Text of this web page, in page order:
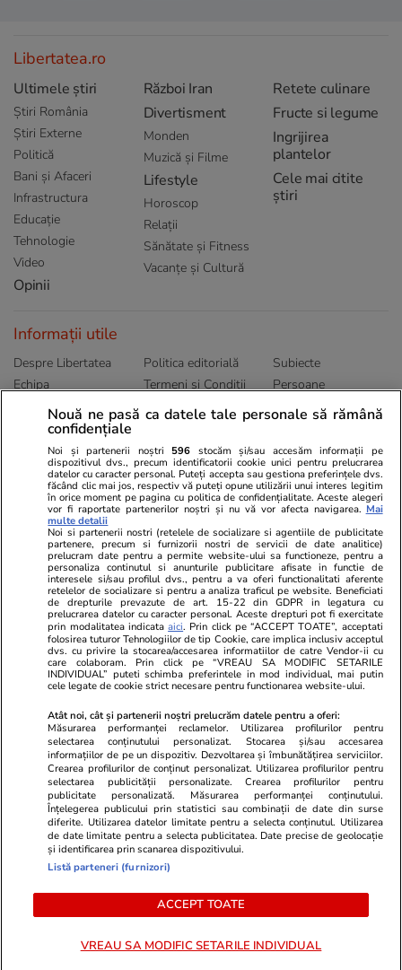
Libertatea.ro
Ultimele știri
Știri România
Știri Externe
Politică
Bani și Afaceri
Infrastructura
Educație
Tehnologie
Video
Opinii
Război Iran
Divertisment
Monden
Muzică și Filme
Lifestyle
Horoscop
Relații
Sănătate și Fitness
Vacanțe și Cultură
Retete culinare
Fructe si legume
Ingrijirea
plantelor
Cele mai citite
știri
Informații utile
Despre Libertatea
Echipa
Publicitate
Politica de
Politica editorială
Termeni și Conditii
Abonamente
Subiecte
Persoane
Sitemap
Ringier România
Libertatea pentru
Unica.ro
Program TV
Avantaje
ELLE
Gazeta Sporturilor
Stiri mondene
Calculator sarcina
Ajută Copiii
Locuri de muncă
Imobiliare.ro
Jobradar24
Imoradar24
Colecții Libertatea
Pariază responsabil! Decizia ONJN nr. 821/25.09.2025.
Jocurile de noroc sunt interzise minorilor.
© 2026 Ringier Romania. Toate drepturile rezervate
Actualizare preferințe cookies
Nouă ne pasă ca datele tale personale să rămână
confidențiale
Noi și partenerii noștri 596 stocăm și/sau accesăm informații pe
dispozitivul dvs., precum identificatorii cookie unici pentru prelucrarea
datelor cu caracter personal. Puteți accepta sau gestiona preferințele dvs.
făcând clic mai jos, respectiv vă puteți opune utilizării unui interes legitim
în orice moment pe pagina cu politica de confidențialitate. Aceste alegeri
vor fi raportate partenerilor noștri și nu vă vor afecta navigarea. Mai
multe detalii
Noi si partenerii nostri (retelele de socializare si agentiile de publicitate
partenere, precum si furnizorii nostri de servicii de date analitice)
prelucram date pentru a permite website-ului sa functioneze, pentru a
personaliza continutul si anunturile publicitare afisate in functie de
interesele si/sau profilul dvs., pentru a va oferi functionalitati aferente
retelelor de socializare si pentru a analiza traficul pe website. Beneficiati
de drepturile prevazute de art. 15-22 din GDPR in legatura cu
prelucrarea datelor cu caracter personal. Aceste drepturi pot fi exercitate
prin modalitatea indicataaici. Prin click pe “ACCEPT TOATE”, acceptati
folosirea tuturor Tehnologiilor de tip Cookie, care implica inclusiv acceptul
dvs. cu privire la stocarea/accesarea informatiilor de catre Vendor-ii cu
care colaboram. Prin click pe “VREAU SA MODIFIC SETARILE
INDIVIDUAL” puteti schimba preferintele in mod individual, mai putin
cele legate de cookie strict necesare pentru functionarea website-ului.
Atât noi, cât și partenerii noștri prelucrăm datele pentru a oferi:
Măsurarea performanței reclamelor. Utilizarea profilurilor pentru
selectarea conținutului personalizat. Stocarea și/sau accesarea
informațiilor de pe un dispozitiv. Dezvoltarea și îmbunătățirea serviciilor.
Crearea profilurilor de conținut personalizat. Utilizarea profilurilor pentru
selectarea publicității personalizate. Crearea profilurilor pentru
publicitate personalizată. Măsurarea performanței conținutului.
Înțelegerea publicului prin statistici sau combinații de date din surse
diferite. Utilizarea datelor limitate pentru a selecta conținutul. Utilizarea
de date limitate pentru a selecta publicitatea. Date precise de geolocație
și identificarea prin scanarea dispozitivului.
Listă parteneri (furnizori)
ACCEPT TOATE
VREAU SA MODIFIC SETARILE INDIVIDUAL